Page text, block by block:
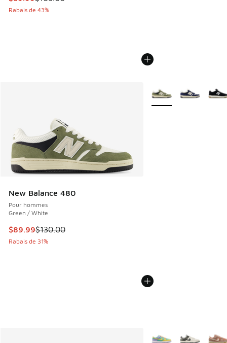
Rabais de 43%
New Balance 480
Pour hommes
Green / White
Cet article est en solde. Le prix est passé de $130.00 à
$89.99$130.00
Rabais de 31%
Plus de couleurs
Plus de couleurs